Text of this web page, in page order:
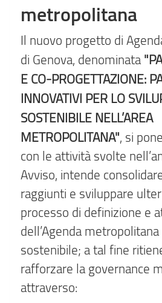
metropolitana
Il nuovo progetto di
di Genova, denominata
E CO-PROGETTAZIONE:
INNOVATIVI PER LO
SOSTENIBILE NELL’AREA
METROPOLITANA", si
con le attività svolte
Avviso, intende
raggiunti e sviluppare
processo di definizione e
dell’Agenda
sostenibile; a tal fine
rafforzare la governance
attraverso: